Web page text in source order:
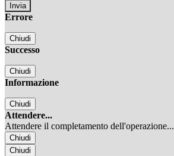
Errore
Chiudi
Successo
Chiudi
Informazione
Chiudi
Attendere...
Attendere il completamento dell'operazione...
Chiudi
Chiudi